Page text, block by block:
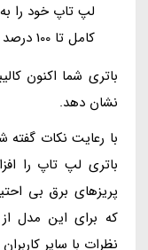
لپ تاپ خود را
کامل تا 100 درصد بدون وقفه شارژ کنید.
باتری شما اکنون
نشان دهد.
با رعایت نکات گفته
باتری لپ تاپ را
پریزهای برق بی
که برای این مدل
نظرات با سایر